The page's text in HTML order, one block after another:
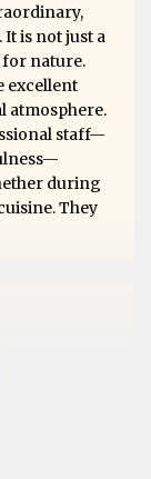
is not just a
for nature.
excellent
atmosphere.
staff—
during
They